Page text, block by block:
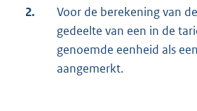
2.
Voor de berekening van
gedeelte van een in de
genoemde eenheid als
aangemerkt.